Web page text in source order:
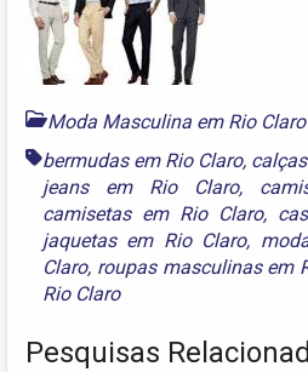
Moda Masculina em Rio Claro
bermudas em Rio Claro,
jeans em Rio Claro,
camisetas em Rio Claro,
jaquetas em Rio Claro,
Claro, roupas masculinas em
Rio Claro
Pesquisas